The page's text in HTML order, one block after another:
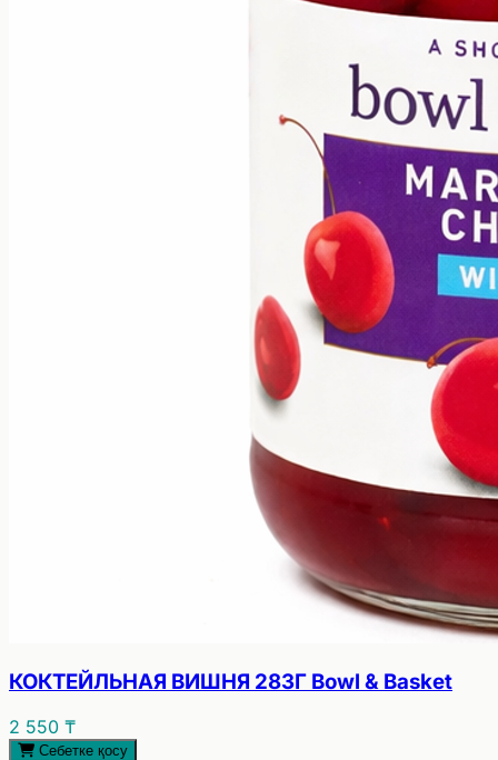
КОКТЕЙЛЬНАЯ ВИШНЯ 283Г Bowl & Basket
2 550 ₸
Себетке қосу